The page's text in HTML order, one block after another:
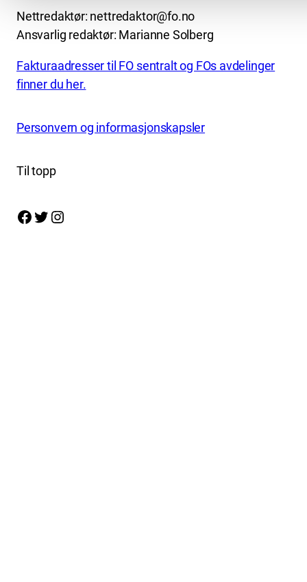
Nettredaktør: nettredaktor@fo.no
Ansvarlig redaktør: Marianne Solberg
Fakturaadresser til FO sentralt og FOs avdelinger
finner du her.
Personvern og informasjonskapsler
Til topp
Facebook Twitter Instagram